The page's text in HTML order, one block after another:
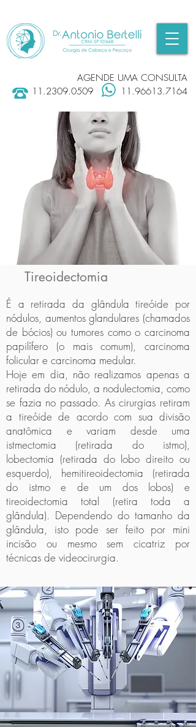
AGENDE UMA CONSULTA
11.2309.0509
11.96613.7164
Tireoidectomia
É a retirada da glândula tireóide por
nódulos, aumentos glandulares (chamados
de bócios) ou tumores como o carcinoma
papilífero (o mais comum), carcinoma
folicular e carcinoma medular.
Hoje em dia, não realizamos apenas a
retirada do nódulo, a nodulectomia, como
se fazia no passado. As cirurgias retiram
a tireóide de acordo com sua divisão
anatômica e variam desde uma
istmectomia (retirada do istmo),
lobectomia (retirada do lobo direito ou
esquerdo), hemitireoidectomia (retirada
do istmo e de um dos lobos) e
tireoidectomia total (retira toda a
glândula). Dependendo do tamanho da
glândula, isto pode ser feito por mini
incisão ou mesmo sem cicatriz por
técnicas de videocirurgia.